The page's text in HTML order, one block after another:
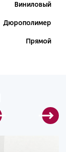
Виниловый
Дюрополимер
Прямой